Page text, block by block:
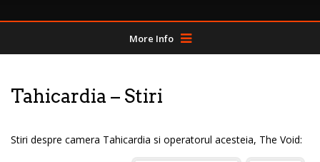
More Info
Tahicardia – Stiri
Stiri despre camera Tahicardia si operatorul acesteia, The Void: